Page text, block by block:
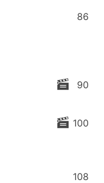
86
90
100
108